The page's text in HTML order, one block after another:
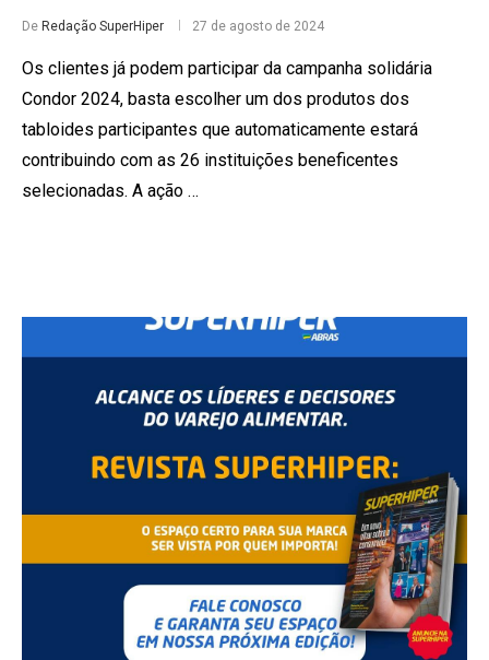
De Redação SuperHiper 27 de agosto de 2024
Os clientes já podem participar da campanha solidária
Condor 2024, basta escolher um dos produtos dos
tabloides participantes que automaticamente estará
contribuindo com as 26 instituições beneficentes
selecionadas. A ação …